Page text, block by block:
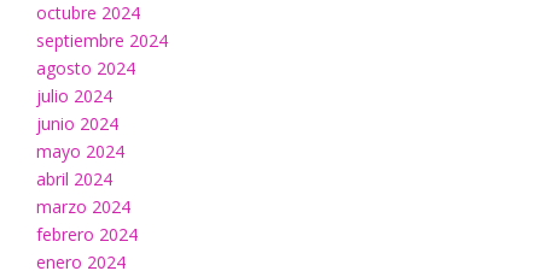
octubre 2024
septiembre 2024
agosto 2024
julio 2024
junio 2024
mayo 2024
abril 2024
marzo 2024
febrero 2024
enero 2024